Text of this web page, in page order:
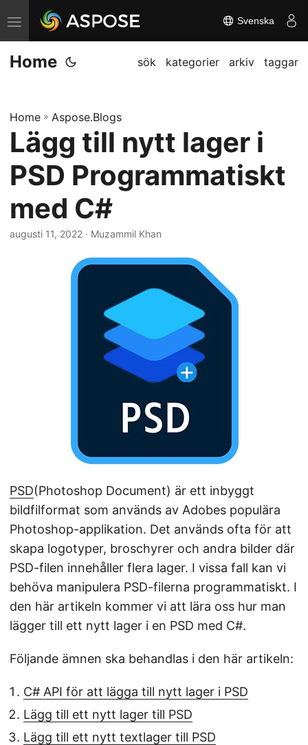
V
ä
x
n
i
a
t
Svenska
Home sök kategorier arkiv taggar
Home » Aspose.Blogs
Lägg till nytt lager i
PSD Programmatiskt
med C#
augusti 11, 2022 · Muzammil Khan
PSD(Photoshop Document) är ett inbyggt
bildfilformat som används av Adobes populära
Photoshop-applikation. Det används ofta för att
skapa logotyper, broschyrer och andra bilder där
PSD-filen innehåller flera lager. I vissa fall kan vi
behöva manipulera PSD-filerna programmatiskt. I
den här artikeln kommer vi att lära oss hur man
lägger till ett nytt lager i en PSD med C#.
Följande ämnen ska behandlas i den här artikeln:
C# API för att lägga till nytt lager i PSD
Lägg till ett nytt lager till PSD
Lägg till ett nytt textlager till PSD